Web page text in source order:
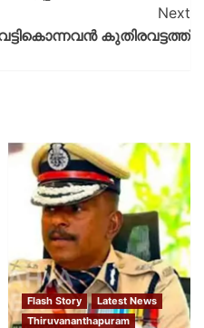
Next
കുതിരവട്ടത്ത്
Flash Story
Latest News
Thiruvananthapuram